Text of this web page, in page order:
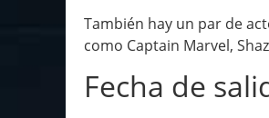
También hay un par de
como Captain Marvel,
Fecha de